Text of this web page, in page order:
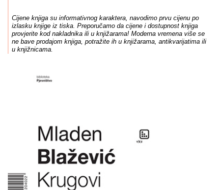
Cijene knjiga su informativnog karaktera, navodimo prvu cijenu po
izlasku knjige iz tiska. Preporučamo da cijene i dostupnost knjiga
provjerite kod nakladnika ili u knjižarama! Moderna vremena više se
ne bave prodajom knjiga, potražite ih u knjižarama, antikvarijatima ili
u knjižnicama.